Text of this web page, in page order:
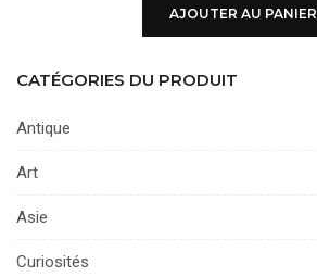
AJOUTER AU PANIER
CATÉGORIES DU PRODUIT
Antique
Art
Asie
Curiosités